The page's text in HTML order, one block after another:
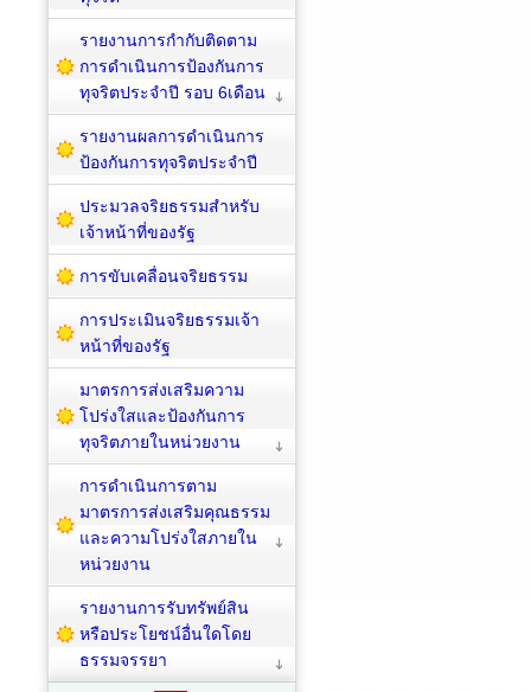
รายงานการกำกับติดตาม
การดำเนินการป้องกันการ
ทุจริตประจำปี รอบ 6เดือน
รายงานผลการดำเนินการ
ป้องกันการทุจริตประจำปี
ประมวลจริยธรรมสำหรับ
เจ้าหน้าที่ของรัฐ
การขับเคลื่อนจริยธรรม
การประเมินจริยธรรมเจ้า
หน้าที่ของรัฐ
มาตรการส่งเสริมความ
โปร่งใสและป้องกันการ
ทุจริตภายในหน่วยงาน
การดำเนินการตาม
มาตรการส่งเสริมคุณธรรม
และความโปร่งใสภายใน
หน่วยงาน
รายงานการรับทรัพย์สิน
หรือประโยชน์อื่นใดโดย
ธรรมจรรยา